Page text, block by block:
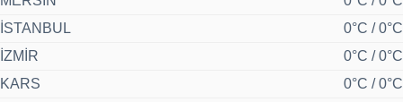
İSTANBUL
0°C / 0°C
İZMİR
0°C / 0°C
KARS
0°C / 0°C